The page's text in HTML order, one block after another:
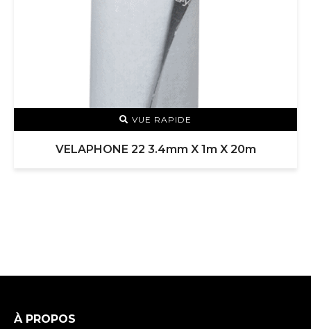
VUE RAPIDE
VELAPHONE 22 3.4mm X 1m X 20m
À PROPOS